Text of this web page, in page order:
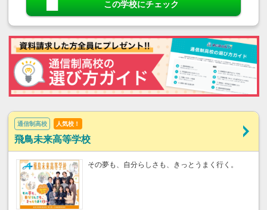
この学校にチェック
通信制高校 人気校！
飛鳥未来高等学校
その夢も、自分らしさも、きっとうまく行く。